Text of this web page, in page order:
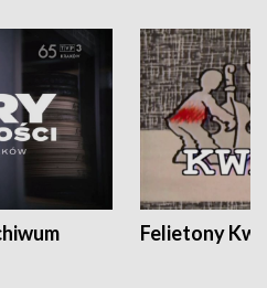
Felietony